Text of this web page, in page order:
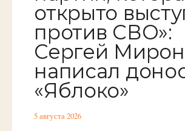
открыто
против СВО»:
Сергей
написал
«Яблоко»
5 августа 2026